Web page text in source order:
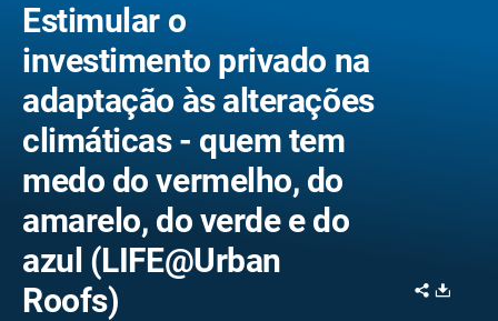
Estimular o
investimento privado na
adaptação às alterações
climáticas - quem tem
medo do vermelho, do
amarelo, do verde e do
azul (LIFE@Urban
Roofs)
Share